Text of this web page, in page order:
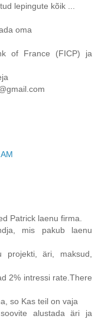
lepingute kõik ...
oma
of France (FICP) ja
Patrick laenu firma.
mis pakub laenu
projekti, äri, maksud,
2% intressi rate.There
so Kas teil on vaja
alustada äri ja